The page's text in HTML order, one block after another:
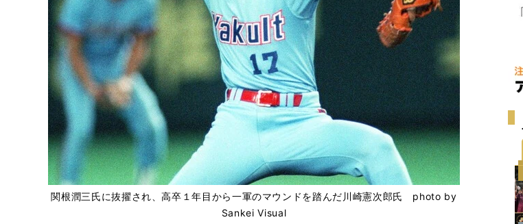
関根潤三氏に抜擢され、高卒１年目から一軍のマウンドを踏んだ川崎憲次郎氏 photo by
Sankei Visual